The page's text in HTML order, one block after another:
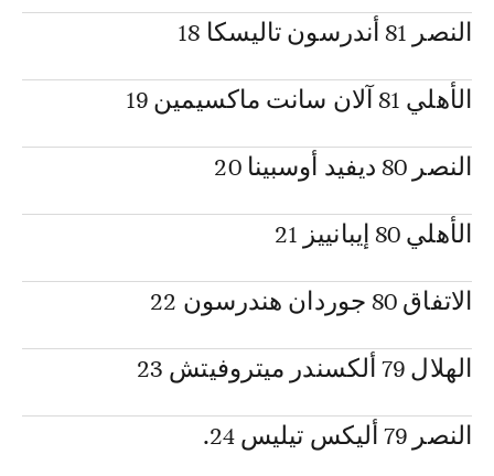
النصر 81 أندرسون تاليسكا 18
الأهلي 81 آلان سانت ماكسيمين 19
النصر 80 ديفيد أوسبينا 20
الأهلي 80 إيبانييز 21
الاتفاق 80 جوردان هندرسون 22
الهلال 79 ألكسندر ميتروفيتش 23
النصر 79 أليكس تيليس 24.